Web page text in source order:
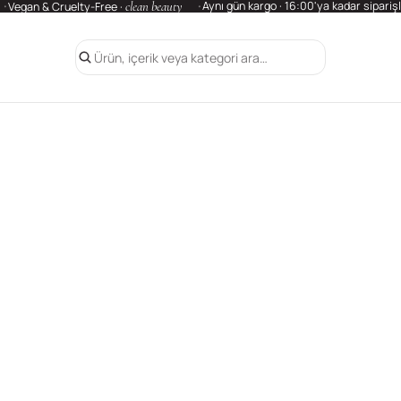
Vegan & Cruelty-Free · clean beauty Aynı gün kargo · 16:00'ya kadar
Ürün, içerik veya kategori ara…